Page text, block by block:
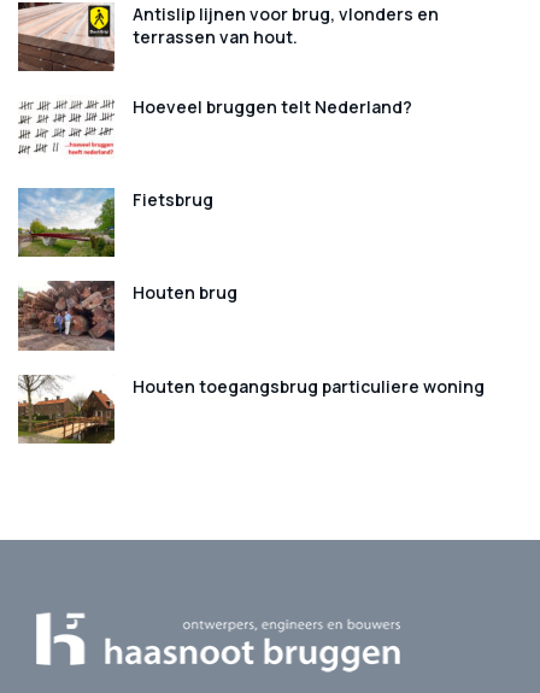
Antislip lijnen voor brug, vlonders en
terrassen van hout.
Hoeveel bruggen telt Nederland?
Fietsbrug
Houten brug
Houten toegangsbrug particuliere woning